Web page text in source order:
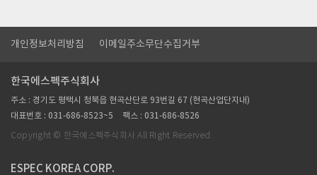
개인정보처리방침 이메일주소무단수집거부
한국에스펙주식회사
주소 : 경기도 평택시 청북읍 현곡산단로 93번길 67 (현곡산업단지내)
대표번호 : 031-686-8523~5
팩스 : 031-686-8526
Copyright © 한국에스펙주식회사 All Right Reserved.
ESPEC KOREA CORP.